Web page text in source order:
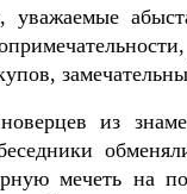
из
мечеть на